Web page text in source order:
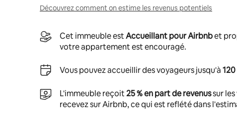
Découvrez comment on estime les revenus potentiels
Cet immeuble estAccueillant pour Airbnbet
votre appartement est encouragé.
Vous pouvez accueillir des voyageurs jusqu'à
L'immeuble reçoit25 % en part de revenussur les
recevez sur Airbnb, ce qui est reflété dans